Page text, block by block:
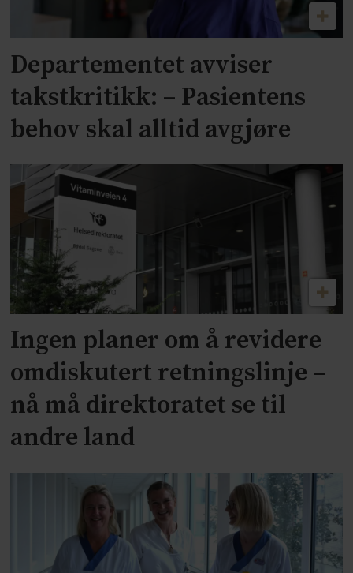
Departementet avviser
takstkritikk: – Pasientens
behov skal alltid avgjøre
Ingen planer om å revidere
omdiskutert retningslinje –
nå må direktoratet se til
andre land